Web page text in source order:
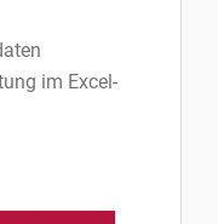
im Excel-